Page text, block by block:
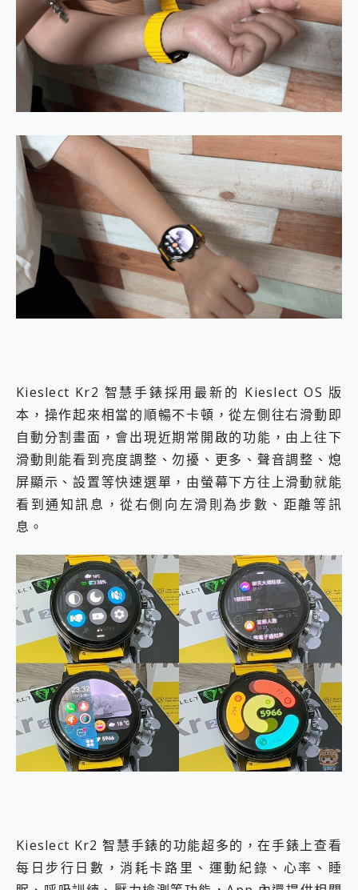
Kieslect Kr2 智慧手錶採用最新的 Kieslect OS 版
本，操作起來相當的順暢不卡頓，從左側往右滑動即
自動分割畫面，會出現近期常開啟的功能，由上往下
滑動則能看到亮度調整、勿擾、更多、聲音調整、熄
屏顯示、設置等快速選單，由螢幕下方往上滑動就能
看到通知訊息，從右側向左滑則為步數、距離等訊
息。
Kieslect Kr2 智慧手錶的功能超多的，在手錶上查看
每日步行日數，消耗卡路里、運動紀錄、心率、睡